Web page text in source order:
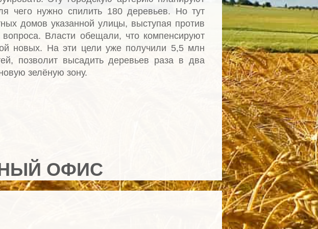
чего нужно спилить 180 деревьев. Но тут
домов указанной улицы, выступая против
Власти обещали, что компенсируют
новых. На эти цели уже получили 5,5 млн
позволит высадить деревьев раза в два
зелёную зону.
ОФИС